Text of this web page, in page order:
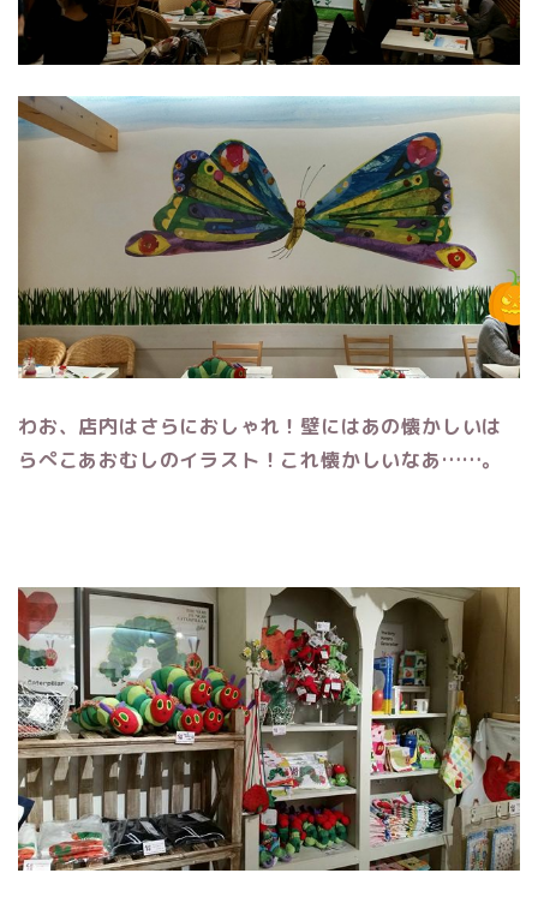
わお、店内はさらにおしゃれ！壁にはあの懐かしいは
らぺこあおむしのイラスト！これ懐かしいなあ……。